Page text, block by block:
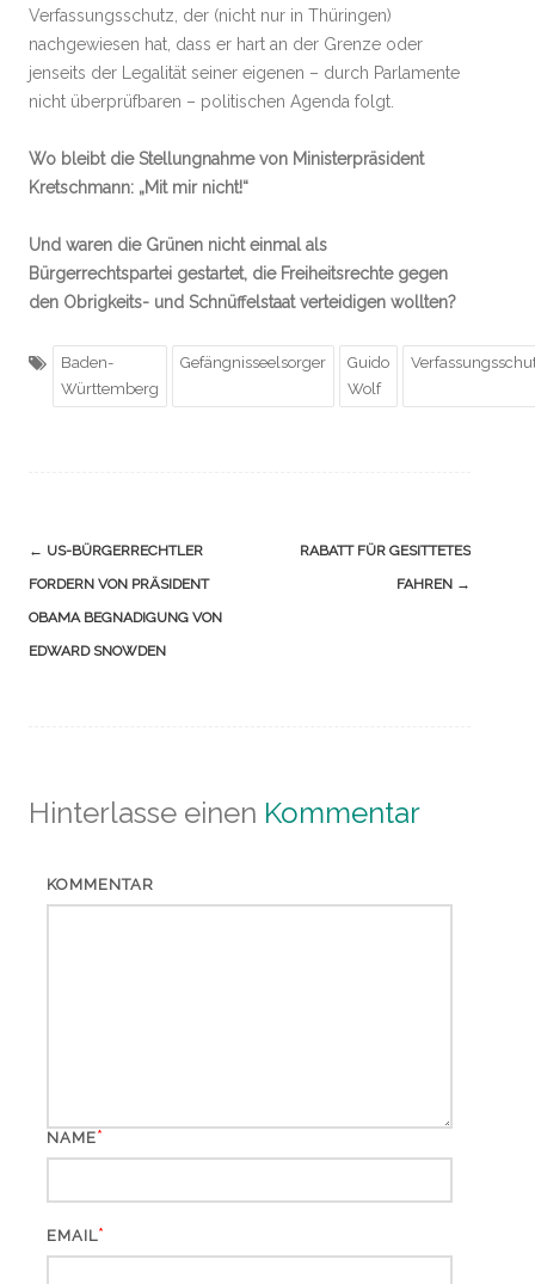
Verfassungsschutz, der (nicht nur in Thüringen)
nachgewiesen hat, dass er hart an der Grenze oder
jenseits der Legalität seiner eigenen – durch Parlamente
nicht überprüfbaren – politischen Agenda folgt.
Wo bleibt die Stellungnahme von Ministerpräsident
Kretschmann: „Mit mir nicht!“
Und waren die Grünen nicht einmal als
Bürgerrechtspartei gestartet, die Freiheitsrechte gegen
den Obrigkeits- und Schnüffelstaat verteidigen wollten?
Baden-
Württemberg
Gefängnisseelsorger
Guido
Wolf
Navigation
(Beiträge)
← US-BÜRGERRECHTLER
FORDERN VON PRÄSIDENT
OBAMA BEGNADIGUNG VON
EDWARD SNOWDEN
RABATT FÜR GESITTETES
FAHREN →
Hinterlasse einen Kommentar
KOMMENTAR
NAME*
EMAIL*